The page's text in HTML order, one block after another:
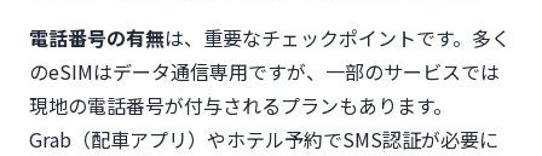
電話番号の有無は、重要なチェックポイントです。多く
のeSIMはデータ通信専用ですが、一部のサービスでは
現地の電話番号が付与されるプランもあります。
Grab（配車アプリ）やホテル予約でSMS認証が必要に